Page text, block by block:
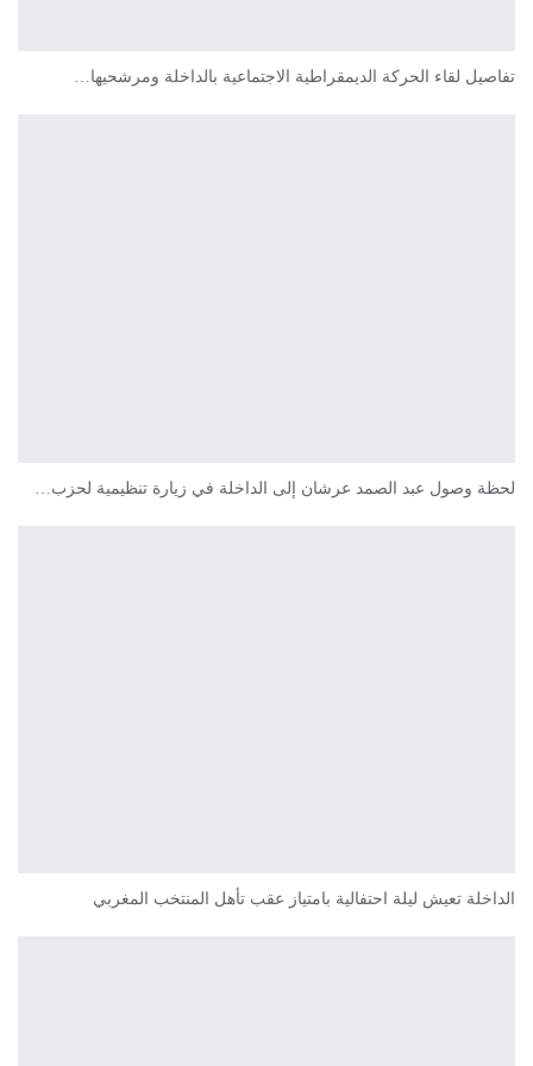
تفاصيل لقاء الحركة الديمقراطية الاجتماعية بالداخلة ومرشحيها…
لحظة وصول عبد الصمد عرشان إلى الداخلة في زيارة تنظيمية لحزب…
الداخلة تعيش ليلة احتفالية بامتياز عقب تأهل المنتخب المغربي